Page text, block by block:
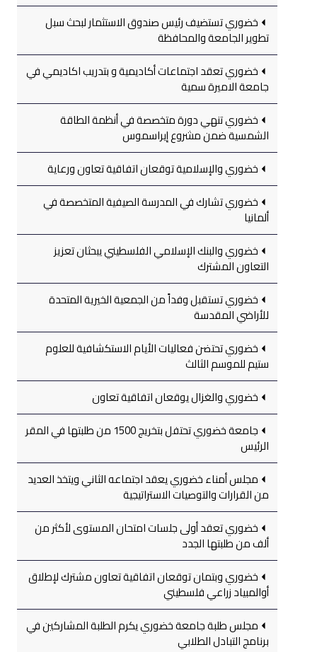
خضوري تستضيف رئيس صندوق الاستثمار لبحث سبل
تطوير الجامعة والمحافظة
خضوري تعقد اجتماعات أكاديمية و بتدريب اكاديمي في
جامعة الاميرة سمية
خضوري تنهي دورة متخصصة في أنظمة الطاقة
الشمسية ضمن مشروع إيراسموس
خضوري والإسلامية توقعان اتفاقية تعاون ورعاية
خضوري تشارك في المدرسة الصيفية المتخصصة في
ألمانيا
خضوري والبنك الإسلامي الفلسطيني يبحثان تعزيز
التعاون المشترك
خضوري تستقبل وفداً من الجمعية الخيرية المتحدة
للأراضي المقدسة
خضوري تحتضن فعاليات الأيام الاستكشافية للعلوم
ستيم للموسم الثالث
خضوري والغزال يوقعان اتفاقية تعاون
جامعة خضوري تحتفل بتخريج 1500 من طلبتها في المقر
الرئيس
مجلس أمناء خضوري يعقد اجتماعه الثاني ويتخذ العديد
من القرارات والتوصيات الاستراتيجية
خضوري تعقد أولى جلسات امتحان المستوى لأكثر من
ألف من طلبتها الجدد
خضوري وبتمان توقعان اتفاقية تعاون مشترك لإطلاق
أوالمبياد زراعي فلسطيني
مجلس طلبة جامعة خضوري يكرم الطلبة المشاركين في
برنامج التبادل الطلابي